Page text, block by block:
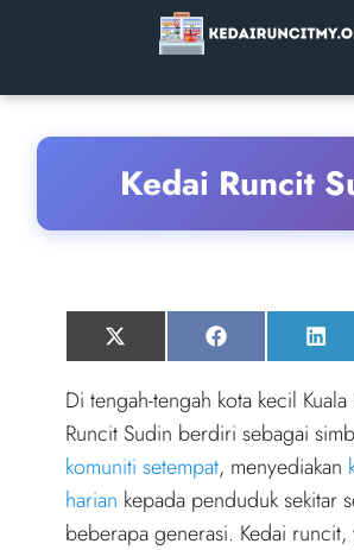
Kedai Runcit
Share
on
X
(
w
i
t
t
e
r
)
Share
on
F
a
e
b
o
o
k
Share
on
L
i
k
e
d
I
n
Di tengah-tengah kota kecil
Runcit Sudin berdiri sebagai
komuniti setempat, menyediakan
harian kepada penduduk sekitar
beberapa generasi. Kedai runcit,